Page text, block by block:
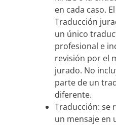
en cada caso.
Traducción
un único
profesional e
revisión por el
jurado. No
parte de un
diferente.
Traducción: se
un mensaje en